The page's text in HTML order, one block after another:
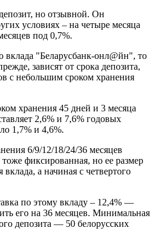
но отзывной. Он
условиях – на четыре месяца
под 0,7%.
вклада "Беларусбанк-онл@йн", то
зависят от срока депозита,
с небольшим сроком хранения
хранения 45 дней и 3 месяца
2,6% и 7,6% годовых
1,7% и 4,6%.
6/9/12/18/24/36 месяцев
фиксированная, но ее размер
вклада, а начиная с четвертого
по этому вкладу – 12,4% —
его на 36 месяцев. Минимальная
депозита — 50 белорусских